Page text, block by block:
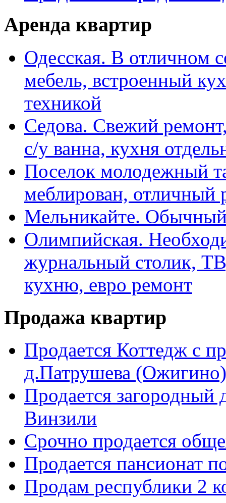
Аренда квартир
Одесская. В отличном
мебель, встроенный
техникой
Седова. Свежий
с/у ванна, кухня
Поселок молодежный
меблирован, отличный
Мельникайте.
Олимпийская.
журнальный столик,
кухню, евро ремонт
Продажа квартир
Продается Коттедж с
д.Патрушева
Продается
Винзили
Срочно продается
Продается пансионат
Продам республики 2